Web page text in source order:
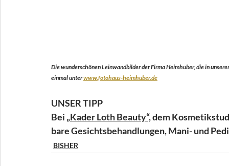
Die wunderschönen Leinwandbilder der Firma Heimhuber, die in
einmal unter www.fotohaus-heimhuber.de
UNSER TIPP
Bei „Kader Loth Beauty“, dem
bare Gesichtsbehandlungen, Mani- und
BISHER